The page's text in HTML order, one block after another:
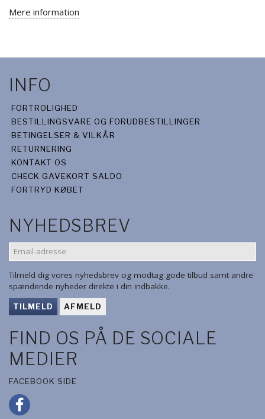
Mere information
INFO
FORTROLIGHED
BESTILLINGSVARE OG FORUDBESTILLINGER
BETINGELSER & VILKÅR
RETURNERING
KONTAKT OS
CHECK GAVEKORT SALDO
FORTRYD KØBET
NYHEDSBREV
EMAIL-
ADRESSE
Tilmeld dig vores nyhedsbrev og modtag gode tilbud samt andre
spændende nyheder direkte i din indbakke.
TILMELD AFMELD
FIND OS PÅ DE SOCIALE
MEDIER
FACEBOOK SIDE